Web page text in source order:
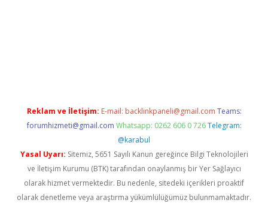
Reklam ve İletişim: E-mail: backlinkpaneli@gmail.com Teams:
forumhizmeti@gmail.com Whatsapp: 0262 606 0 726 Telegram:
@karabul
Yasal Uyarı: Sitemiz, 5651 Sayılı Kanun gereğince Bilgi Teknolojileri
ve İletişim Kurumu (BTK) tarafından onaylanmış bir Yer Sağlayıcı
olarak hizmet vermektedir. Bu nedenle, sitedeki içerikleri proaktif
olarak denetleme veya araştırma yükümlülüğümüz bulunmamaktadır.